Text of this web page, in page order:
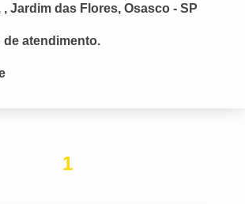
, Jardim das Flores, Osasco - SP
atendimento.
1